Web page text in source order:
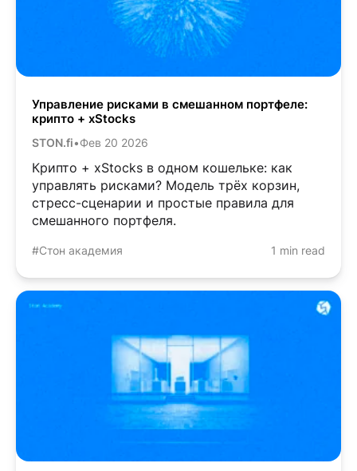
Управление рисками в смешанном портфеле:
крипто + xStocks
STON.fi•Фев 20 2026
Крипто + xStocks в одном кошельке: как
управлять рисками? Модель трёх корзин,
стресс-сценарии и простые правила для
смешанного портфеля.
#Стон академия 1 min read